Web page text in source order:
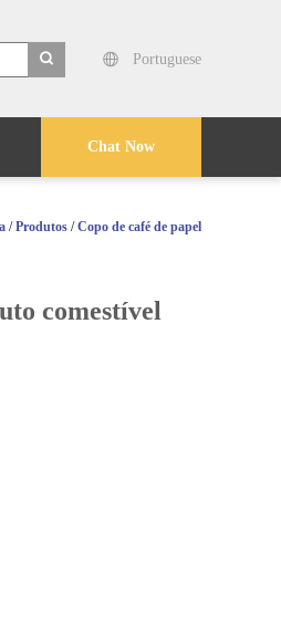
Portuguese
Chat Now
/Produtos /Copo de café de papel
comestível